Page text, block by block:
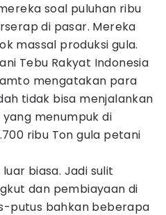
soal puluhan ribu
di pasar. Mereka
massal produksi gula.
Tebu Rakyat Indonesia
mengatakan para
tidak bisa menjalankan
menumpuk di
ribu Ton gula petani
biasa. Jadi sulit
dan pembiayaan di
putus bahkan beberapa